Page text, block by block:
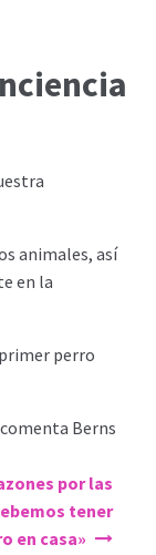
animales, así
en la
perro
Berns
por las
tener
en casa»